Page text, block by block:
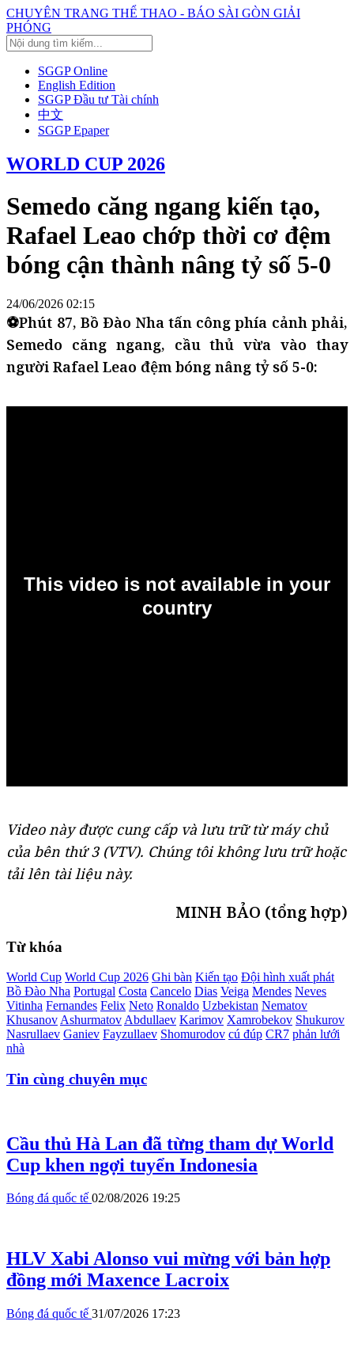
CHUYÊN TRANG THỂ THAO - BÁO SÀI GÒN GIẢI
PHÓNG
SGGP Online
English Edition
SGGP Đầu tư Tài chính
中文
SGGP Epaper
WORLD CUP 2026
Semedo căng ngang kiến tạo,
Rafael Leao chớp thời cơ đệm
bóng cận thành nâng tỷ số 5-0
24/06/2026 02:15
⚽Phút 87, Bồ Đào Nha tấn công phía cảnh phải,
Semedo căng ngang, cầu thủ vừa vào thay
người Rafael Leao đệm bóng nâng tỷ số 5-0:
Video này được cung cấp và lưu trữ từ máy chủ
của bên thứ 3 (VTV). Chúng tôi không lưu trữ hoặc
tải lên tài liệu này.
MINH BẢO (tổng hợp)
Từ khóa
World Cup World Cup 2026 Ghi bàn Kiến tạo Đội hình xuất phát
Bồ Đào Nha Portugal Costa Cancelo Dias Veiga Mendes Neves
Vitinha Fernandes Felix Neto Ronaldo Uzbekistan Nematov
Khusanov Ashurmatov Abdullaev Karimov Xamrobekov Shukurov
Nasrullaev Ganiev Fayzullaev Shomurodov cú đúp CR7 phản lưới
nhà
Tin cùng chuyên mục
Cầu thủ Hà Lan đã từng tham dự World
Cup khen ngợi tuyển Indonesia
Bóng đá quốc tế 02/08/2026 19:25
HLV Xabi Alonso vui mừng với bản hợp
đồng mới Maxence Lacroix
Bóng đá quốc tế 31/07/2026 17:23